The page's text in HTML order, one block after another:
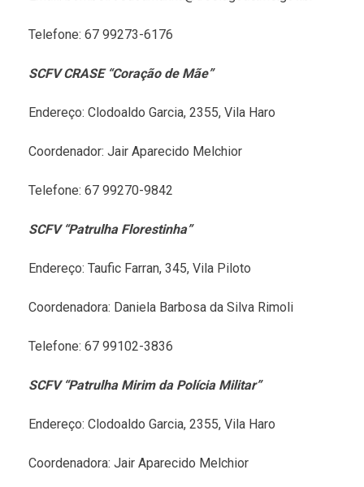
Telefone: 67 99273-6176
SCFV CRASE “Coração de Mãe”
Endereço: Clodoaldo Garcia, 2355, Vila Haro
Coordenador: Jair Aparecido Melchior
Telefone: 67 99270-9842
SCFV “Patrulha Florestinha”
Endereço: Taufic Farran, 345, Vila Piloto
Coordenadora: Daniela Barbosa da Silva Rimoli
Telefone: 67 99102-3836
SCFV “Patrulha Mirim da Polícia Militar”
Endereço: Clodoaldo Garcia, 2355, Vila Haro
Coordenadora: Jair Aparecido Melchior